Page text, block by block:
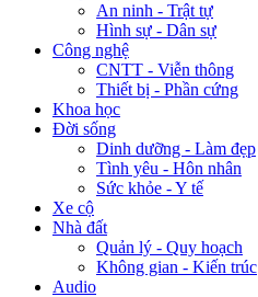
An ninh - Trật tự
Hình sự - Dân sự
Công nghệ
CNTT - Viễn thông
Thiết bị - Phần cứng
Khoa học
Đời sống
Dinh dưỡng - Làm đẹp
Tình yêu - Hôn nhân
Sức khỏe - Y tế
Xe cộ
Nhà đất
Quản lý - Quy hoạch
Không gian - Kiến trúc
Audio